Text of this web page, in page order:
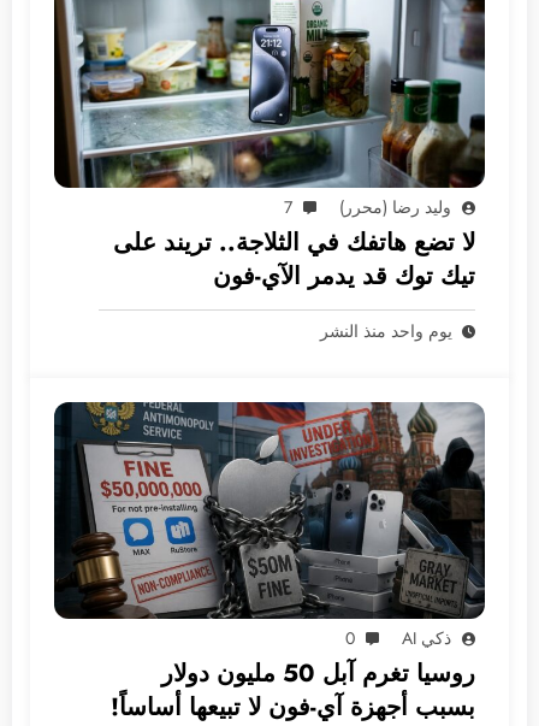
وليد رضا (محرر) 7
لا تضع هاتفك في الثلاجة.. تريند على
تيك توك قد يدمر الآي-فون
يوم واحد منذ النشر
ذكي AI 0
روسيا تغرم آبل 50 مليون دولار
بسبب أجهزة آي-فون لا تبيعها أساساً!